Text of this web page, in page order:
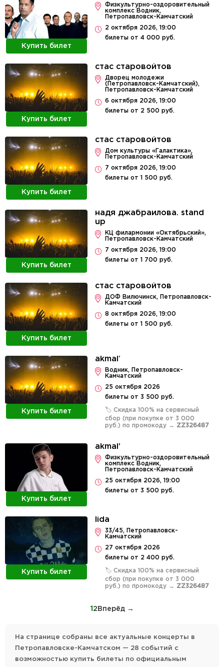
Купить билет
​Физкультурно-оздоровительный
комплекс Водник,
Петропавловск-Камчатский
2 октября 2026, 19:00
билеты от 4 000 руб.
Купить билет
стас старовойтов
Дворец молодежи
(Петропавловск-Камчатский),
Петропавловск-Камчатский
6 октября 2026, 19:00
билеты от 2 500 руб.
Купить билет
стас старовойтов
Дом культуры «Галактика»,
Петропавловск-Камчатский
7 октября 2026, 19:00
билеты от 1 500 руб.
Купить билет
надя джабраилова. stand
up
КЦ филармонии «Октябрьский»,
Петропавловск-Камчатский
7 октября 2026, 19:00
билеты от 1 700 руб.
Купить билет
стас старовойтов
ДОФ Вилючинск, Петропавловск-
Камчатский
8 октября 2026, 19:00
билеты от 1 500 руб.
Купить билет
akmal’
Водник, Петропавловск-
Камчатский
25 октября 2026
билеты от 3 500 руб.
🏷️ Скидка 100% на сервисный
сбор (при покупке от 3 000
руб.) по промокоду → ZZ326487
Купить билет
akmal'
​Физкультурно-оздоровительный
комплекс Водник,
Петропавловск-Камчатский
25 октября 2026, 19:00
билеты от 3 500 руб.
Купить билет
lida
33/45, Петропавловск-
Камчатский
27 октября 2026
билеты от 2 400 руб.
🏷️ Скидка 100% на сервисный
сбор (при покупке от 3 000
руб.) по промокоду → ZZ326487
1 2 Вперёд →
На странице собраны все актуальные концерты в
Петропавловске-Камчатском — 28 событий с
возможностью купить билеты по официальным